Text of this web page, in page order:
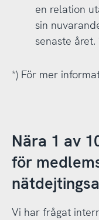
en relation
sin
senaste året.
*) För mer
Nära 1 av
för
Vi har frågat